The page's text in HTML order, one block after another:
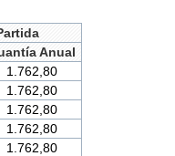
Anual
1.762,80
1.762,80
1.762,80
1.762,80
1.762,80